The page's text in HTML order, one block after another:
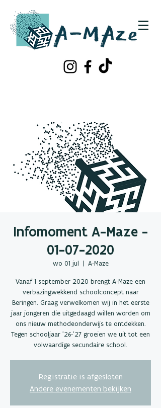
Infomoment A-Maze -
01-07-2020
wo 01 jul
  |
A-Maze
Vanaf 1 september 2020 brengt A-Maze een
verbazingwekkend schoolconcept naar
Beringen. Graag verwelkomen wij in het eerste
jaar jongeren die uitgedaagd willen worden om
ons nieuw methodeonderwijs te ontdekken.
Tegen schooljaar ’26-’27 groeien we uit tot een
volwaardige secundaire school.
Registratie is afgesloten
Andere evenementen bekijken